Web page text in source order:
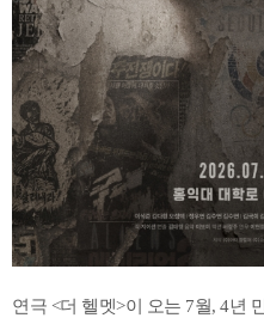
연극 <더 헬멧>이 오는 7월, 4년